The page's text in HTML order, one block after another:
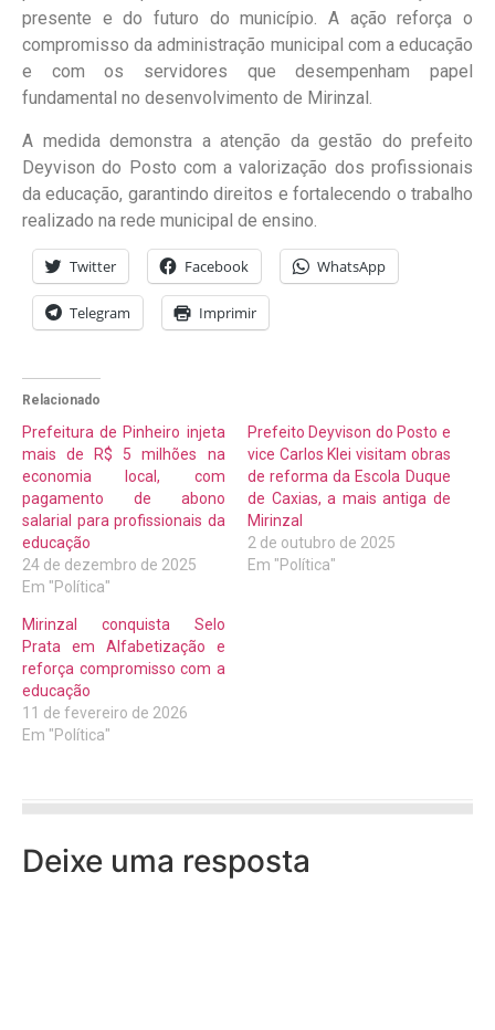
presente e do futuro do município. A ação reforça o
compromisso da administração municipal com a educação
e com os servidores que desempenham papel
fundamental no desenvolvimento de Mirinzal.
A medida demonstra a atenção da gestão do prefeito
Deyvison do Posto com a valorização dos profissionais
da educação, garantindo direitos e fortalecendo o trabalho
realizado na rede municipal de ensino.
Twitter Facebook WhatsApp
Telegram Imprimir
Relacionado
Prefeitura de Pinheiro injeta
mais de R$ 5 milhões na
economia local, com
pagamento de abono
salarial para profissionais da
educação
24 de dezembro de 2025
Em "Política"
Prefeito Deyvison do Posto e
vice Carlos Klei visitam obras
de reforma da Escola Duque
de Caxias, a mais antiga de
Mirinzal
2 de outubro de 2025
Em "Política"
Mirinzal conquista Selo
Prata em Alfabetização e
reforça compromisso com a
educação
11 de fevereiro de 2026
Em "Política"
Deixe uma resposta